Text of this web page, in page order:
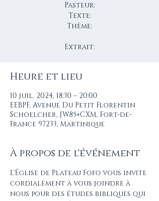
Pasteur:
Texte:
Thème:
Extrait:
Heure et lieu
10 juil. 2024, 18:30 – 20:00
EEBPF, Avenue Du Petit Florentin
Schoelcher, JW85+CXM, Fort-de-
France 97233, Martinique
À propos de l'événement
L'Église de Plateau Fofo vous invite
cordialement à vous joindre à
nous pour des études bibliques qui